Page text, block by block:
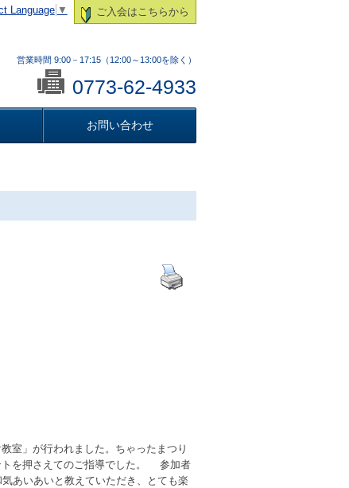
ご入会はこちらから
Language ▼
営業時間 9:00－17:15（12:00～13:00を除く）
0773-62-4933
お問い合わせ
室」が行われました。ちゃったまつり
トを押さえてのご指導でした。 参加者
あいあいと教えていただき、とても楽